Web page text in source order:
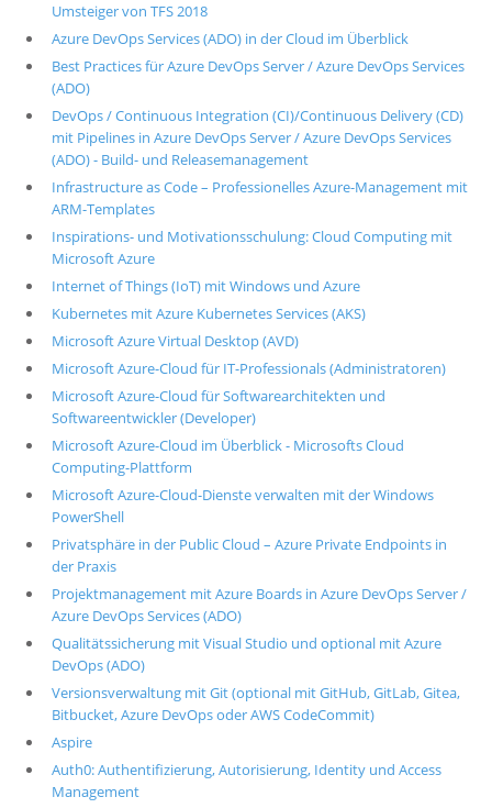
Umsteiger von TFS 2018
Azure DevOps Services (ADO) in der Cloud im Überblick
Best Practices für Azure DevOps Server / Azure DevOps Services
(ADO)
DevOps / Continuous Integration (CI)/Continuous Delivery (CD)
mit Pipelines in Azure DevOps Server / Azure DevOps Services
(ADO) - Build- und Releasemanagement
Infrastructure as Code – Professionelles Azure-Management mit
ARM-Templates
Inspirations- und Motivationsschulung: Cloud Computing mit
Microsoft Azure
Internet of Things (IoT) mit Windows und Azure
Kubernetes mit Azure Kubernetes Services (AKS)
Microsoft Azure Virtual Desktop (AVD)
Microsoft Azure-Cloud für IT-Professionals (Administratoren)
Microsoft Azure-Cloud für Softwarearchitekten und
Softwareentwickler (Developer)
Microsoft Azure-Cloud im Überblick - Microsofts Cloud
Computing-Plattform
Microsoft Azure-Cloud-Dienste verwalten mit der Windows
PowerShell
Privatsphäre in der Public Cloud – Azure Private Endpoints in
der Praxis
Projektmanagement mit Azure Boards in Azure DevOps Server /
Azure DevOps Services (ADO)
Qualitätssicherung mit Visual Studio und optional mit Azure
DevOps (ADO)
Versionsverwaltung mit Git (optional mit GitHub, GitLab, Gitea,
Bitbucket, Azure DevOps oder AWS CodeCommit)
Aspire
Auth0: Authentifizierung, Autorisierung, Identity und Access
Management